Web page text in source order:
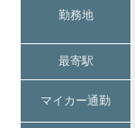
勤務地
最寄駅
マイカー通勤